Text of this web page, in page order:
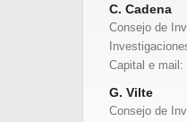
C. Cadena
Consejo de
Capital e mail:
G. Vilte
Consejo de